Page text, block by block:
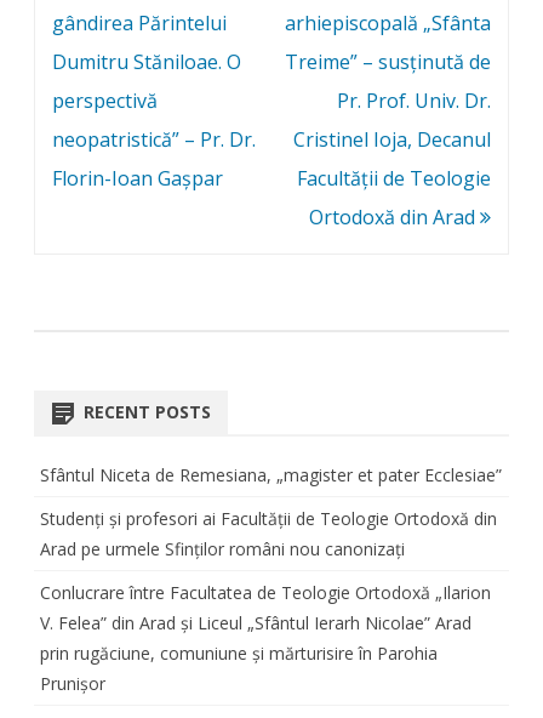
gândirea Părintelui
Dumitru Stăniloae. O
perspectivă
neopatristică” – Pr. Dr.
Florin-Ioan Gașpar
arhiepiscopală „Sfânta
Treime” – susținută de
Pr. Prof. Univ. Dr.
Cristinel Ioja, Decanul
Facultății de Teologie
Ortodoxă din Arad
RECENT POSTS
Sfântul Niceta de Remesiana, „magister et pater Ecclesiae”
Studenți și profesori ai Facultății de Teologie Ortodoxă din
Arad pe urmele Sfinților români nou canonizați
Conlucrare între Facultatea de Teologie Ortodoxă „Ilarion
V. Felea” din Arad și Liceul „Sfântul Ierarh Nicolae” Arad
prin rugăciune, comuniune și mărturisire în Parohia
Prunișor